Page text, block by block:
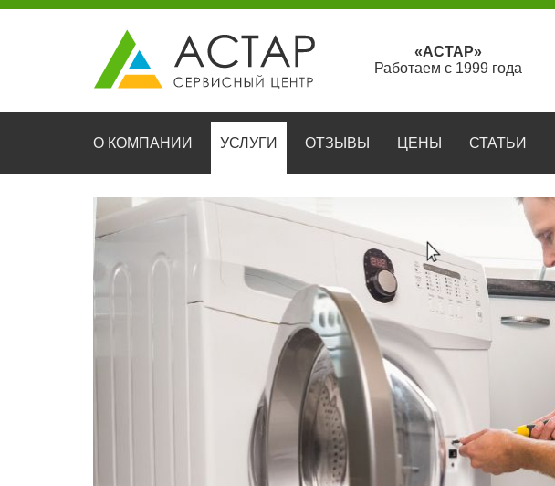
«АСТАР»
Работаем с 1999 года
О КОМПАНИИ УСЛУГИ ОТЗЫВЫ ЦЕНЫ СТАТЬИ